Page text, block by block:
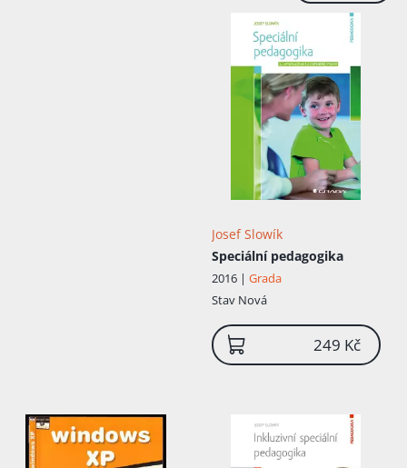
Josef Slowík
Speciální pedagogika
2016 | Grada
Stav Nová
249 Kč